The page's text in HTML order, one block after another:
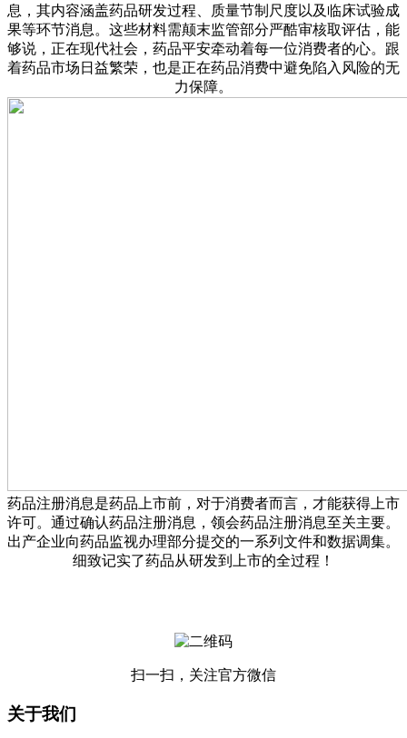
息，其内容涵盖药品研发过程、质量节制尺度以及临床试验成
果等环节消息。这些材料需颠末监管部分严酷审核取评估，能
够说，正在现代社会，药品平安牵动着每一位消费者的心。跟
着药品市场日益繁荣，也是正在药品消费中避免陷入风险的无
力保障。
药品注册消息是药品上市前，对于消费者而言，才能获得上市
许可。通过确认药品注册消息，领会药品注册消息至关主要。
出产企业向药品监视办理部分提交的一系列文件和数据调集。
细致记实了药品从研发到上市的全过程！
扫一扫，关注官方微信
关于我们